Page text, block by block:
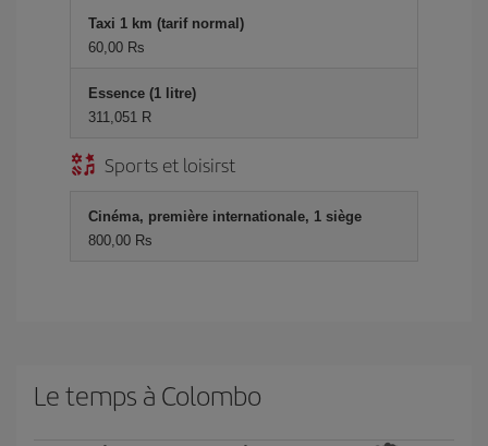
Taxi 1 km (tarif normal)
60,00 Rs
Essence (1 litre)
311,051 R
Sports et loisirst
Cinéma, première internationale, 1 siège
800,00 Rs
Le temps à Colombo